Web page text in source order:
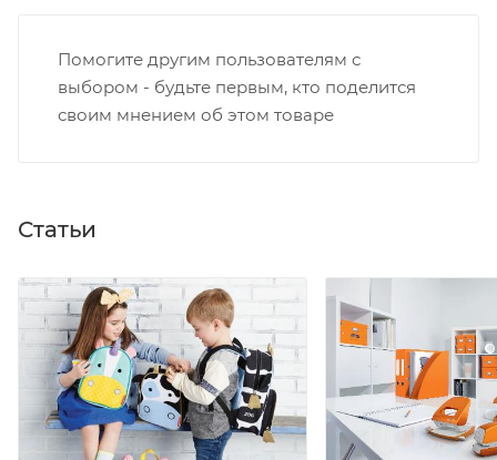
Помогите другим пользователям с
выбором - будьте первым, кто поделится
своим мнением об этом товаре
Статьи